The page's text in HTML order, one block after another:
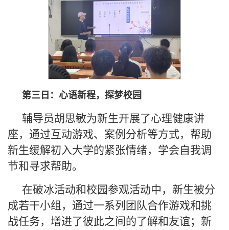
第三日：心语新程，探梦校园
辅导员胡思敏为新生开展了心理健康讲
座，通过互动游戏、案例分析等方式，帮助
新生缓解初入大学的紧张情绪，学会自我调
节和寻求帮助。
在破冰活动和校园参观活动中，新生被分
成若干小组，通过一系列团队合作游戏和挑
战任务，增进了彼此之间的了解和友谊；新